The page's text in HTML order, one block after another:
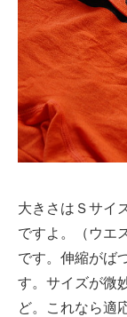
大きさはＳサイ
ですよ。（ウエ
です。伸縮がば
す。サイズが微
ど。これなら適